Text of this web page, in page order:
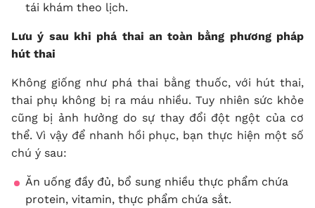
tái khám theo lịch.
Lưu ý sau khi phá thai an toàn bằng phương pháp
hút thai
Không giống như phá thai bằng thuốc, với hút thai,
thai phụ không bị ra máu nhiều. Tuy nhiên sức khỏe
cũng bị ảnh hưởng do sự thay đổi đột ngột của cơ
thể. Vì vậy để nhanh hồi phục, bạn thực hiện một số
chú ý sau:
Ăn uống đầy đủ, bổ sung nhiều thực phẩm chứa
protein, vitamin, thực phẩm chứa sắt.